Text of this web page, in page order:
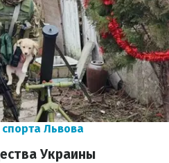
Львова
Украины